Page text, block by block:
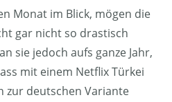
Monat im Blick, mögen die
gar nicht so drastisch
sie jedoch aufs ganze Jahr,
mit einem Netflix Türkei
zur deutschen Variante